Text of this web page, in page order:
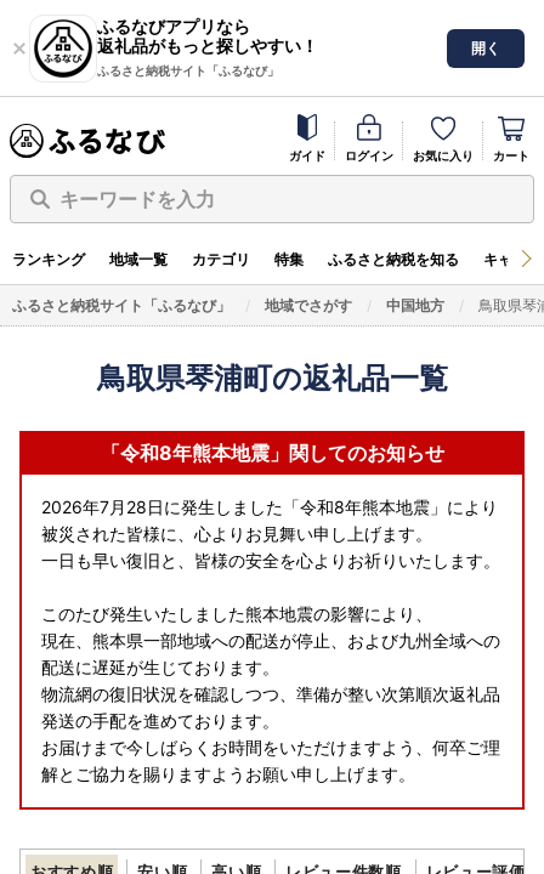
ふるなびアプリなら
返礼品がもっと探しやすい！
ふるさと納税サイト「ふるなび」
開く
ガイド ログイン お気に入り カート
キーワードを入力
ランキング 地域一覧 カテゴリ 特集 ふるさと納税を知る キャン
ふるさと納税サイト「ふるなび」 地域でさがす 中国地方 鳥取県琴
鳥取県琴浦町の返礼品一覧
「令和8年熊本地震」関してのお知らせ
2026年7月28日に発生しました「令和8年熊本地震」により
被災された皆様に、心よりお見舞い申し上げます。
一日も早い復旧と、皆様の安全を心よりお祈りいたします。
このたび発生いたしました熊本地震の影響により、
現在、熊本県一部地域への配送が停止、および九州全域への
配送に遅延が生じております。
物流網の復旧状況を確認しつつ、準備が整い次第順次返礼品
発送の手配を進めております。
お届けまで今しばらくお時間をいただけますよう、何卒ご理
解とご協力を賜りますようお願い申し上げます。